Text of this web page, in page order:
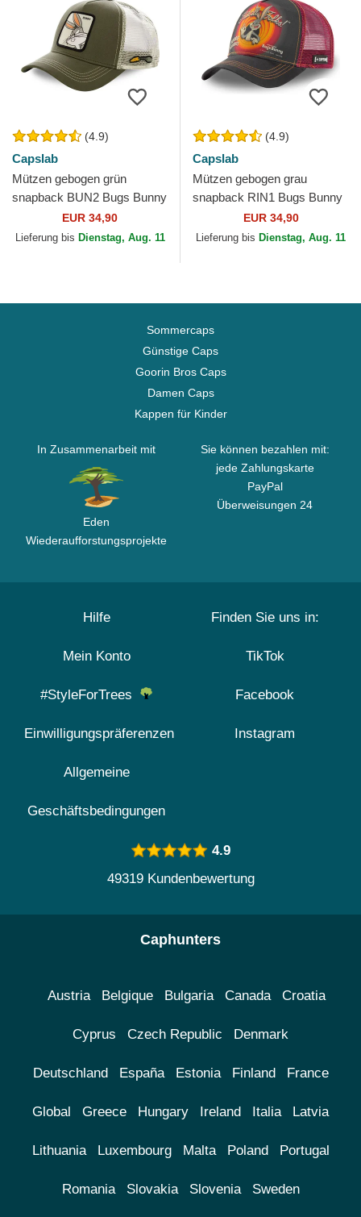
(4.9)
Capslab
Mützen gebogen grün
snapback BUN2 Bugs Bunny
Looney Tunes von Capslab
EUR 34,90
Lieferung bis Dienstag, Aug. 11
(4.9)
Capslab
Mützen gebogen grau
snapback RIN1 Bugs Bunny
Looney Tunes von Capslab
EUR 34,90
Lieferung bis Dienstag, Aug. 11
Sommercaps
Günstige Caps
Goorin Bros Caps
Damen Caps
Kappen für Kinder
In Zusammenarbeit mit
Eden
Wiederaufforstungsprojekte
Sie können bezahlen mit:
jede Zahlungskarte
PayPal
Überweisungen 24
Hilfe
Mein Konto
#StyleForTrees
Einwilligungspräferenzen
Allgemeine
Geschäftsbedingungen
Finden Sie uns in:
TikTok
Facebook
Instagram
4.9
49319 Kundenbewertung
Caphunters
Austria Belgique Bulgaria Canada Croatia
Cyprus Czech Republic Denmark
Deutschland España Estonia Finland France
Global Greece Hungary Ireland Italia Latvia
Lithuania Luxembourg Malta Poland Portugal
Romania Slovakia Slovenia Sweden